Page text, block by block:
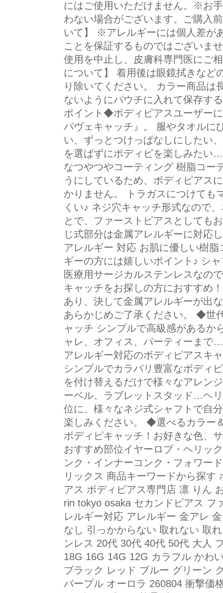
にはご使用いただけません。※お
わない場合がございます。ご購入
いて】 ※アレルギーには個人差が
ことを保証するものではございま
使用を中止し、皮膚科専門医にご
について】 着用後は眼鏡拭きなど
り除いてください。 カラー商品は
ないようにパウチに入れて保存す
ポイント◆ボディピアスユーザー
パヴェキャッチ』。 服やタオルに
い、ずっとつけっぱなしにしたい
を選ばずにボディピを楽しみた
なつやつやコーティング 樹脂コー
うにしているため、ボディピアス
かりません。 トラガスにつけても
くい♪ ネジ穴キャッチ形式なので
とで、ファーストピアスとしても
じ式部分は金属アレルギーに対応
アレルギー 対応 お肌に優しい樹
ギーの方には嬉しいポイント♪ シ
医療用サージカルステンレスなの
キャッチをお探しの方におすすめ
あり、決して金属アレルギーが出
あらかじめご了承ください。 ◆世
ャッチ シンプルで高級感があるか
ャレ、オフィス、パーティーまで
アレルギー対応のボディピアスキ
シンプルでカラバリ豊富なボディ
を付け替えるだけで様々なアレン
ーベル、ラブレットスタッド…ヘ
位に、様々なネジ式シャフトで自
楽しみください。 ◆選べるカラー
ボディピキャッチ！お好きな色、
おすすめ部位イヤーロブ・ヘリッ
ンク・インナーコンク・フォワー
リックス 商品キーワードから探す
アス ボディピアス専門店 凛 りん
rin tokyo osaka セカンドピアス フ
レルギー対応 アレルギー 金アレ
なし 引っかからない 取れない 取
ンレス 20代 30代 40代 50代 大人
18G 16G 14G 12G カラフル かわ
ブラック レッド ブルー グリーン
パープル オーロラ 260804 衝撃価